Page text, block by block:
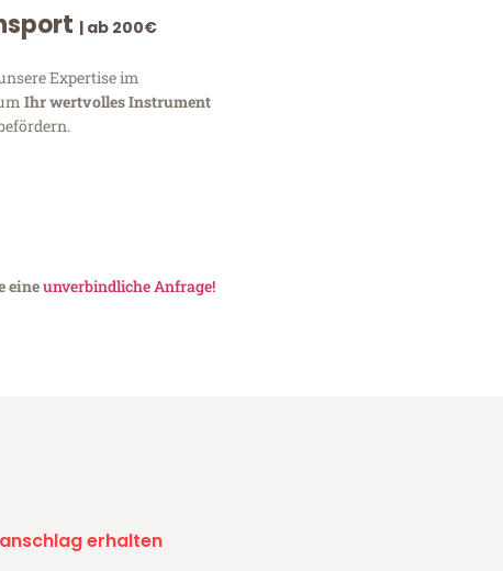
| ab 200€
Expertise im
Ihr wertvolles Instrument
eineunverbindliche Anfrage!
erhalten